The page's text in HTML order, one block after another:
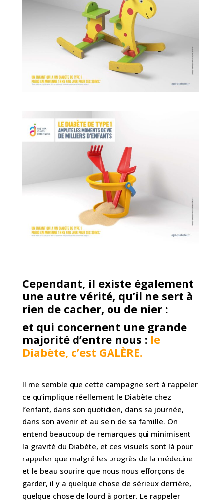
Cependant, il existe également
une autre vérité, qu’il ne sert à
rien de cacher, ou de nier :
et qui concernent une grande
majorité d’entre nous : le
Diabète, c’est GALÈRE.
Il me semble que cette campagne sert à rappeler
ce qu’implique réellement le Diabète chez
l’enfant, dans son quotidien, dans sa journée,
dans son avenir et au sein de sa famille. On
entend beaucoup de remarques qui minimisent
la gravité du Diabète, et ces visuels sont là pour
rappeler que malgré les progrès de la médecine
et le beau sourire que nous nous efforçons de
garder, il y a quelque chose de sérieux derrière,
quelque chose de lourd à porter. Le rappeler